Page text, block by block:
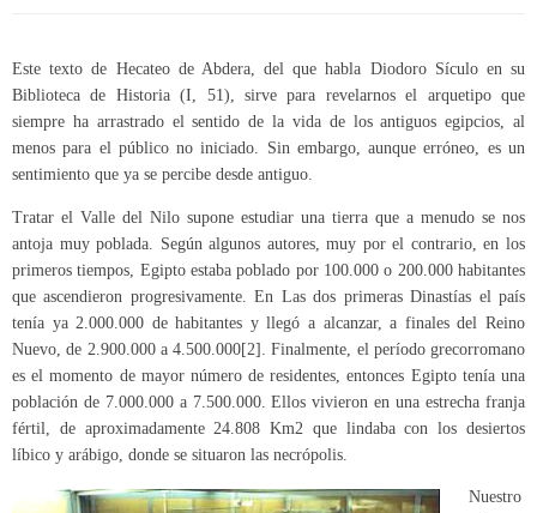
Este texto de Hecateo de Abdera, del que habla Diodoro Sículo en su
Biblioteca de Historia (I, 51), sirve para revelarnos el arquetipo que
siempre ha arrastrado el sentido de la vida de los antiguos egipcios, al
menos para el público no iniciado. Sin embargo, aunque erróneo, es un
sentimiento que ya se percibe desde antiguo.
Tratar el Valle del Nilo supone estudiar una tierra que a menudo se nos
antoja muy poblada. Según algunos autores, muy por el contrario, en los
primeros tiempos, Egipto estaba poblado por 100.000 o 200.000 habitantes
que ascendieron progresivamente. En Las dos primeras Dinastías el país
tenía ya 2.000.000 de habitantes y llegó a alcanzar, a finales del Reino
Nuevo, de 2.900.000 a 4.500.000[2] . Finalmente, el período grecorromano
es el momento de mayor número de residentes, entonces Egipto tenía una
población de 7.000.000 a 7.500.000. Ellos vivieron en una estrecha franja
fértil, de aproximadamente 24.808 Km2 que lindaba con los desiertos
líbico y arábigo, donde se situaron las necrópolis.
Nuestro